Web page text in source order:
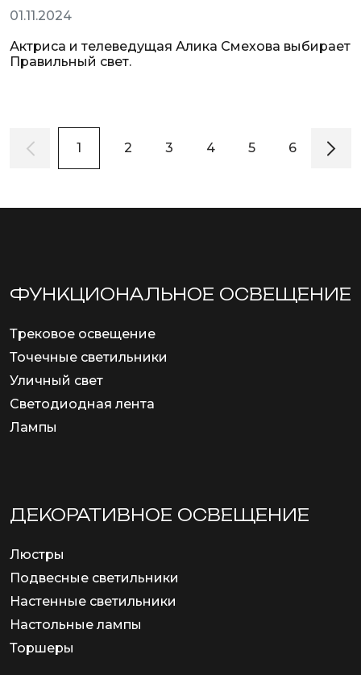
01.11.2024
Актриса и телеведущая Алика Смехова выбирает
Правильный свет.
1 2 3 4 5 6 7
ФУНКЦИОНА­ЛЬНОЕ ОСВЕЩЕНИЕ
Трековое освещение
Точечные светильники
Уличный свет
Светодиодная лента
Лампы
ДЕКОРАТИВНОЕ ОСВЕЩЕНИЕ
Люстры
Подвесные светильники
Настенные светильники
Настольные лампы
Торшеры